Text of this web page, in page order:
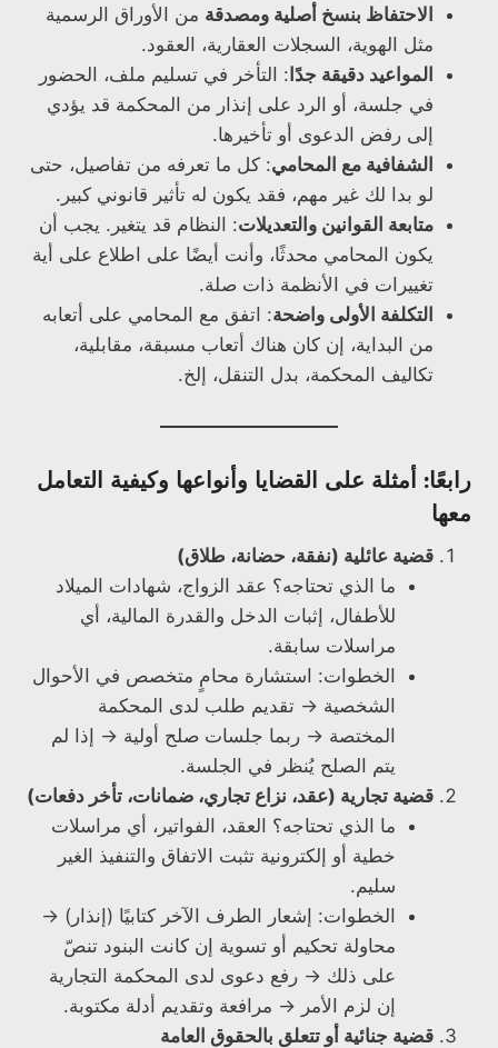
الاحتفاظ بنسخ أصلية ومصدقة من الأوراق الرسمية
مثل الهوية، السجلات العقارية، العقود.
المواعيد دقيقة جدًا : التأخر في تسليم ملف، الحضور
في جلسة، أو الرد على إنذار من المحكمة قد يؤدي
إلى رفض الدعوى أو تأخيرها.
الشفافية مع المحامي: كل ما تعرفه من تفاصيل، حتى
لو بدا لك غير مهم، فقد يكون له تأثير قانوني كبير.
متابعة القوانين والتعديلات: النظام قد يتغير. يجب أن
يكون المحامي محدثًا، وأنت أيضًا على اطلاع على أية
تغييرات في الأنظمة ذات صلة.
التكلفة الأولى واضحة: اتفق مع المحامي على أتعابه
من البداية، إن كان هناك أتعاب مسبقة، مقابلية،
تكاليف المحكمة، بدل التنقل، إلخ.
رابعًا: أمثلة على القضايا وأنواعها وكيفية التعامل
معها
قضية عائلية (نفقة، حضانة، طلاق)
ما الذي تحتاجه؟ عقد الزواج، شهادات الميلاد
للأطفال، إثبات الدخل والقدرة المالية، أي
مراسلات سابقة.
الخطوات: استشارة محامٍ متخصص في الأحوال
الشخصية → تقديم طلب لدى المحكمة
المختصة → ربما جلسات صلح أولية → إذا لم
يتم الصلح يُنظر في الجلسة.
قضية تجارية (عقد، نزاع تجاري، ضمانات، تأخر دفعات)
ما الذي تحتاجه؟ العقد، الفواتير، أي مراسلات
خطية أو إلكترونية تثبت الاتفاق والتنفيذ الغير
سليم.
الخطوات: إشعار الطرف الآخر كتابيًا (إنذار) →
محاولة تحكيم أو تسوية إن كانت البنود تنصّ
على ذلك → رفع دعوى لدى المحكمة التجارية
إن لزم الأمر → مرافعة وتقديم أدلة مكتوبة.
قضية جنائية أو تتعلق بالحقوق العامة